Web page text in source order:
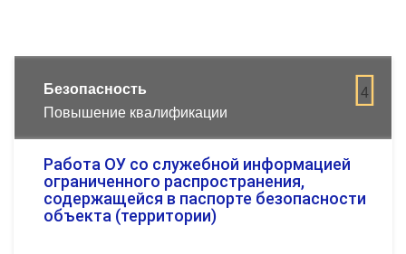
4
Безопасность
Повышение квалификации
Работа ОУ со служебной информацией
ограниченного распространения,
содержащейся в паспорте безопасности
объекта (территории)